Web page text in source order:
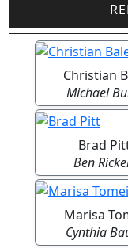
Christian
Michael
Brad
Ben
Marisa
Cynthia